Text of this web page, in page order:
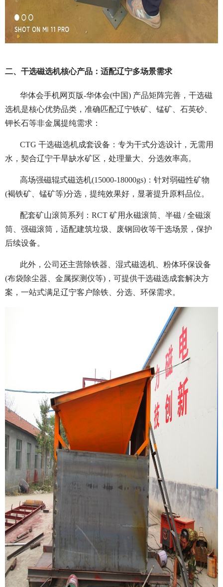
二、干选磁选机核心产品：适配辽宁多场景需求
华体会手机网页版-华体会(中国) 产品矩阵完善，干选磁
选机是核心优势品类，准确匹配辽宁铁矿、锰矿、石英砂、
钾长石等非金属提纯需求：
CTG 干选磁选机成套设备：专为干式分选设计，无需用
水，契合辽宁干旱缺水矿区，处理量大、分选效率高。
高场强磁辊式磁选机(15000-18000gs)：针对弱磁性矿物
(褐铁矿、锰矿等)分选，提纯效果好，显著提升原料品位。
配套矿山滚筒系列：RCT 矿用永磁滚筒、半磁 / 全磁滚
筒、强磁滚筒，适配建筑垃圾、废钢回收等干选场景，保护
后续设备。
此外，公司还主营除铁器、湿式磁选机、粉体环保设备
(布袋除尘器、金属探测仪等)，可提供干选磁选成套解决方
案，一站式满足辽宁客户除铁、分选、环保需求。